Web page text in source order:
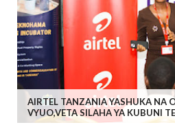
AIRTEL TANZANIA YASHUKA NA
VYUO,VETA SILAHA YA KUBUNI